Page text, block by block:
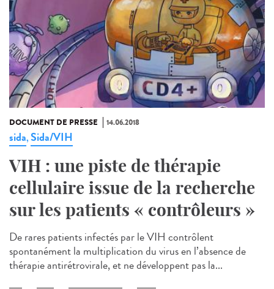
DOCUMENT DE PRESSE 14.06.2018
sida,Sida/VIH
VIH : une piste de thérapie
cellulaire issue de la recherche
sur les patients « contrôleurs »
De rares patients infectés par le VIH contrôlent
spontanément la multiplication du virus en l’absence de
thérapie antirétrovirale, et ne développent pas la...